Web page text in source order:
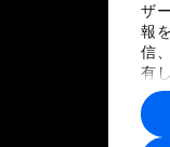
ザ
報
信
有
ユ
報
に